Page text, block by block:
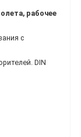
рабочее
с
DIN